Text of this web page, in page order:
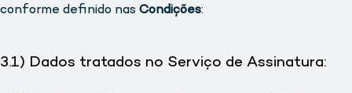
conforme definido nas Condições:
3.1) Dados tratados no Serviço de Assinatura: